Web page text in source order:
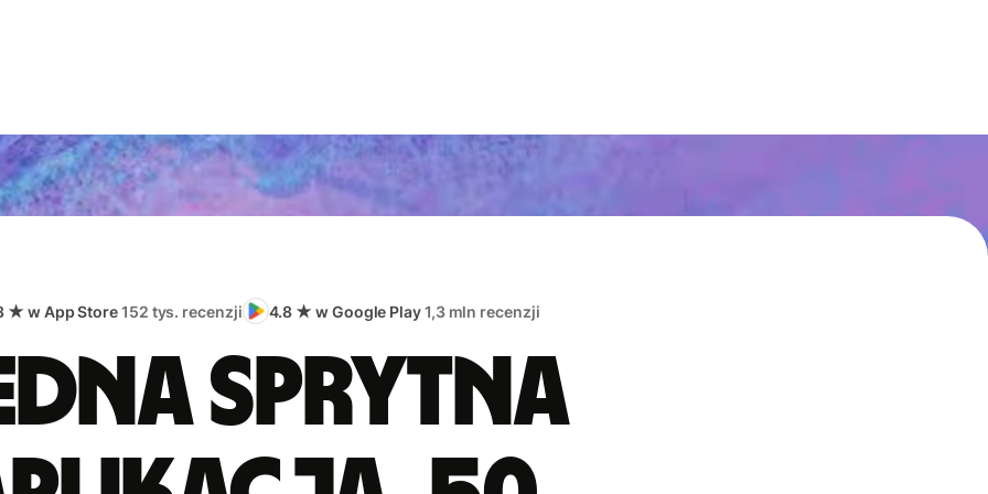
★ w App Store152 tys. recenzji 4.8 ★ w Google Play1,3 mln recenzji
sprytna